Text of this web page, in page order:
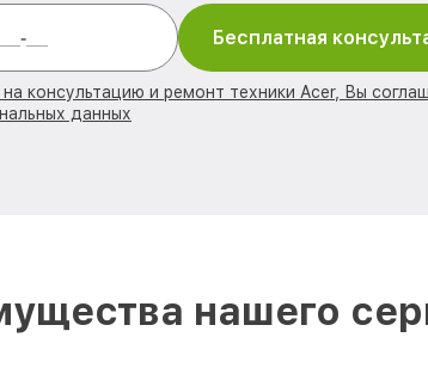
Бесплатная
на консультацию и ремонт техники Acer, Вы
данных
нашего